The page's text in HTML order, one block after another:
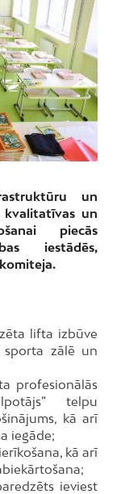
un
kvalitatīvas un
piecās
iestādēs,
lifta izbūve
sporta zālē un
profesionālās
telpu
kā arī
iegāde;
kā arī
ieviest